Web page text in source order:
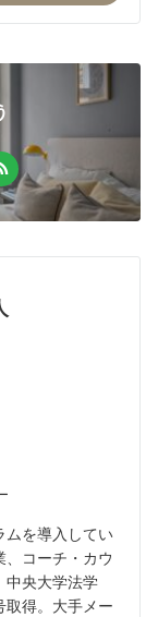
ムを導入してい
コーチ・カウ
中央大学法学
取得。大手メー